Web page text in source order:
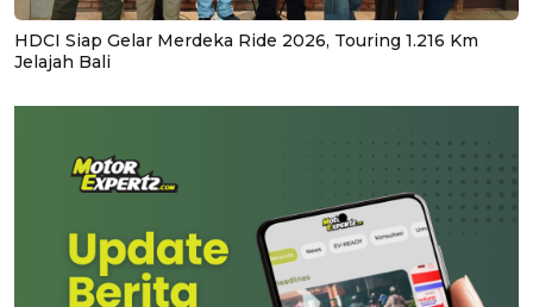
HDCI Siap Gelar Merdeka Ride 2026, Touring 1.216 Km
Jelajah Bali